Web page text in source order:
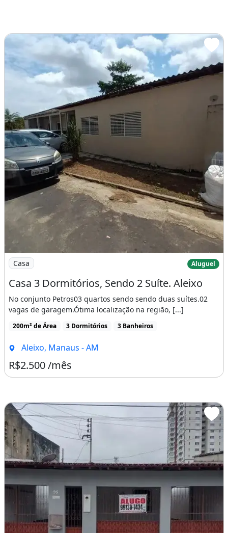
Imagem: Casa 3 Dormitórios, Sendo 2 Suíte. Aleixo
Casa Aluguel
Casa 3 Dormitórios, Sendo 2 Suíte. Aleixo
No conjunto Petros03 quartos sendo sendo duas suítes.02
vagas de garagem.Ótima localização na região, [...]
200m² de Área 3 Dormitórios 3 Banheiros
Aleixo, Manaus - AM
R$2.500 /mês